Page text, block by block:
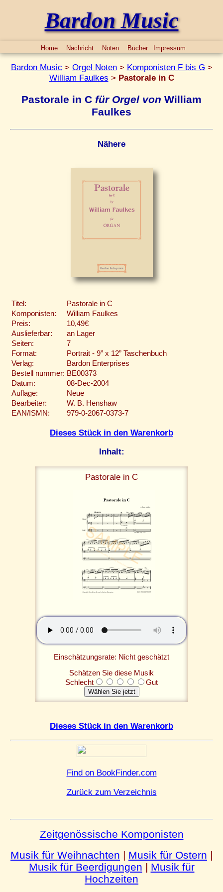
Bardon Music
Home Nachricht Noten Bücher Impressum
Bardon Music > Orgel Noten> Komponisten F bis G >
William Faulkes > Pastorale in C
Pastorale in C für Orgel von William
Faulkes
Nähere
Titel:
Pastorale in C
Komponisten:
William Faulkes
Preis:
10,49€
Auslieferbar:
an Lager
Seiten:
7
Format:
Portrait - 9” x 12” Taschenbuch
Verlag:
Bardon Enterprises
Bestell nummer: BE00373
Datum:
08-Dec-2004
Auflage:
Neue
Bearbeiter:
W. B. Henshaw
EAN/ISMN:
979-0-2067-0373-7
Dieses Stück in den Warenkorb
Inhalt:
Pastorale in C
Einschätzungsrate: Nicht geschätzt
Schätzen Sie diese Musik
Schlecht
Gut
Dieses Stück in den Warenkorb
Find on BookFinder.com
Zurück zum Verzeichnis
Zeitgenössische Komponisten
Musik für Weihnachten | Musik für Ostern |
Musik für Beerdigungen | Musik für
Hochzeiten